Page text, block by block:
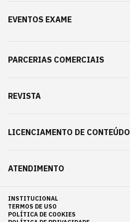
EVENTOS EXAME
PARCERIAS COMERCIAIS
REVISTA
LICENCIAMENTO DE CONTEÚDO
ATENDIMENTO
INSTITUCIONAL
TERMOS DE USO
POLÍTICA DE COOKIES